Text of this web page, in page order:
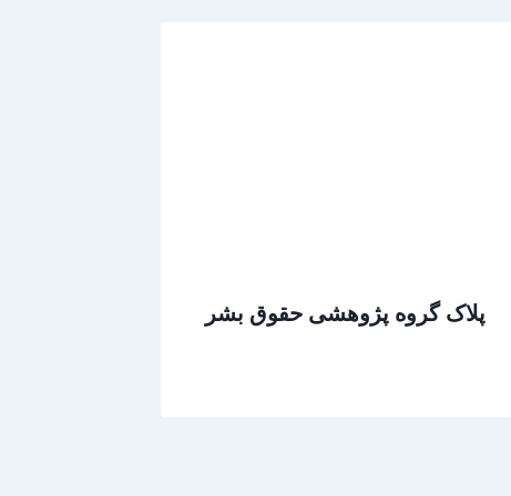
پلاک گروه پژوهشی حقوق بشر